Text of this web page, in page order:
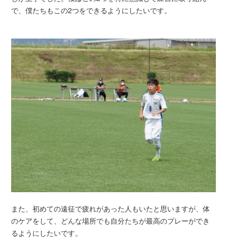
で、僕たちもこの2つをできるようにしたいです。
また、初めての遠征で疲れがあった人もいたと思いますが、体
のケアをして、どんな場所でも自分たちが最高のプレーができ
るようにしたいです。